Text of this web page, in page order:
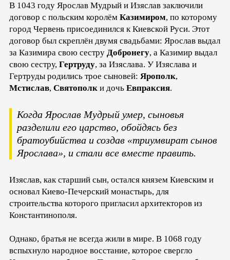
В 1043 году Ярослав Мудрый и Изяслав заключили
договор с польским королём Казимиром, по которому
город Червень присоединился к Киевской Руси. Этот
договор был скреплён двумя свадьбами: Ярослав выдал
за Казимира свою сестру Добронегу, а Казимир выдал
свою сестру, Гертруду, за Изяслава. У Изяслава и
Гертруды родились трое сыновей: Ярополк,
Мстислав, Святополк и дочь Евпраксия.
Когда Ярослав Мудрый умер, сыновья
разделили его царство, обойдясь без
братоубийства и создав «триумвират сынов
Ярослава», и стали все вместе править.
Изяслав, как старший сын, остался князем Киевским и
основал Киево-Печерский монастырь, для
строительства которого пригласил архитекторов из
Константинополя.
Однако, братья не всегда жили в мире. В 1068 году
вспыхнуло народное восстание, которое свергло